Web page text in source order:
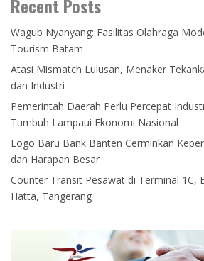
Recent Posts
Wagub Nyanyang: Fasilitas Olahraga
Tourism Batam
Atasi Mismatch Lulusan, Menaker
dan Industri
Pemerintah Daerah Perlu Percepat
Tumbuh Lampaui Ekonomi Nasional
Logo Baru Bank Banten Cerminkan
dan Harapan Besar
Counter Transit Pesawat di Terminal 1C,
Hatta, Tangerang